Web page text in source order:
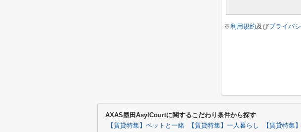
※利用規約及びプライバ
AXAS墨田AsylCourtに関するこだわり条件から探す
【賃貸特集】ペットと一緒 【賃貸特集】一人暮らし 【賃貸特集